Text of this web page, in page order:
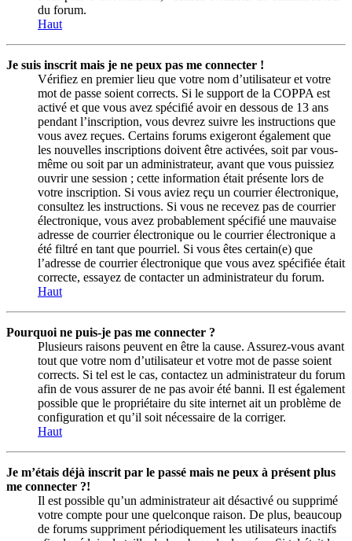
du forum.
Haut
Je suis inscrit mais je ne peux pas me connecter !
Vérifiez en premier lieu que votre nom d’utilisateur et votre
mot de passe soient corrects. Si le support de la COPPA est
activé et que vous avez spécifié avoir en dessous de 13 ans
pendant l’inscription, vous devrez suivre les instructions que
vous avez reçues. Certains forums exigeront également que
les nouvelles inscriptions doivent être activées, soit par vous-
même ou soit par un administrateur, avant que vous puissiez
ouvrir une session ; cette information était présente lors de
votre inscription. Si vous aviez reçu un courrier électronique,
consultez les instructions. Si vous ne recevez pas de courrier
électronique, vous avez probablement spécifié une mauvaise
adresse de courrier électronique ou le courrier électronique a
été filtré en tant que pourriel. Si vous êtes certain(e) que
l’adresse de courrier électronique que vous avez spécifiée était
correcte, essayez de contacter un administrateur du forum.
Haut
Pourquoi ne puis-je pas me connecter ?
Plusieurs raisons peuvent en être la cause. Assurez-vous avant
tout que votre nom d’utilisateur et votre mot de passe soient
corrects. Si tel est le cas, contactez un administrateur du forum
afin de vous assurer de ne pas avoir été banni. Il est également
possible que le propriétaire du site internet ait un problème de
configuration et qu’il soit nécessaire de la corriger.
Haut
Je m’étais déjà inscrit par le passé mais ne peux à présent plus
me connecter ?!
Il est possible qu’un administrateur ait désactivé ou supprimé
votre compte pour une quelconque raison. De plus, beaucoup
de forums suppriment périodiquement les utilisateurs inactifs